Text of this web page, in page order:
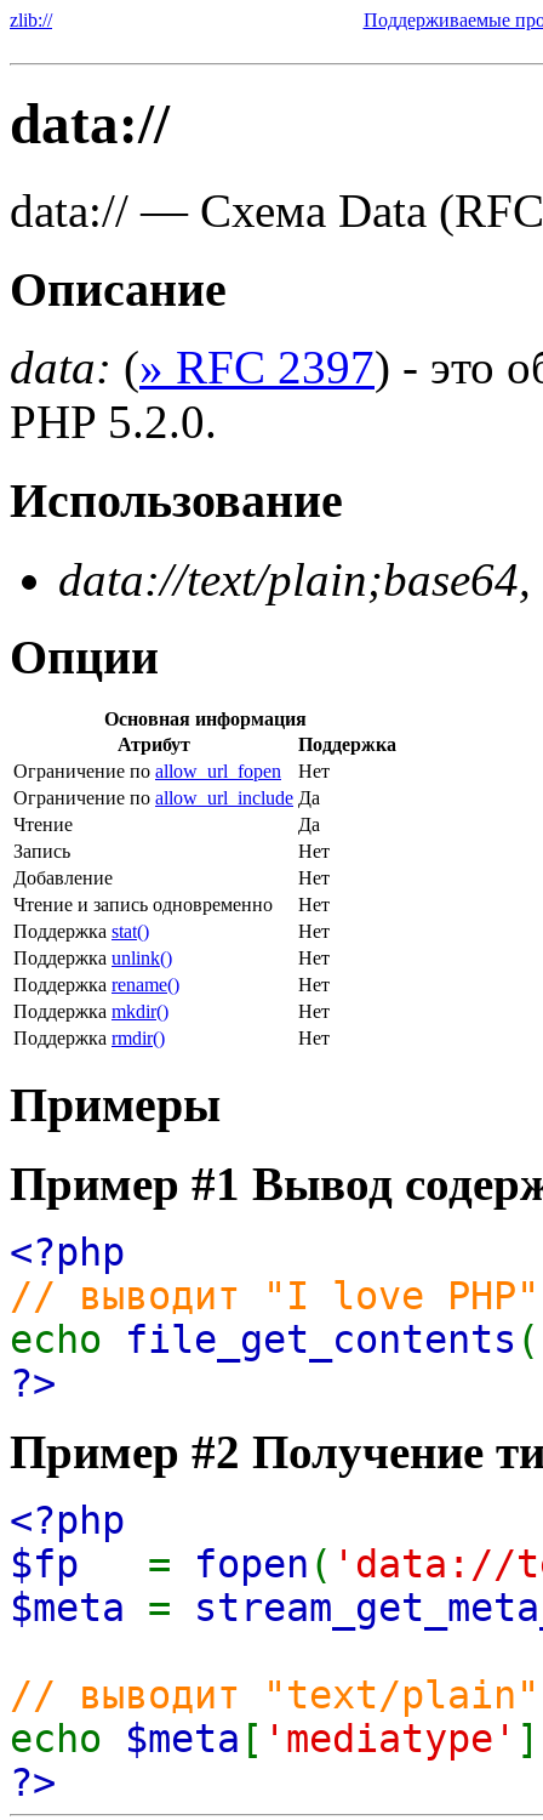
zlib:// Поддерживаемые
data://
data:// — Схема Data
Описание
data: (» RFC 2397) - это
PHP 5.2.0.
Использование
data://text/plain;base64,
Опции
Основная информация
Атрибут
Поддержка
Ограничение по allow_url_fopen
Нет
Ограничение по allow_url_include Да
Чтение
Да
Запись
Нет
Добавление
Нет
Чтение и запись одновременно
Нет
Поддержка stat()
Нет
Поддержка unlink()
Нет
Поддержка rename()
Нет
Поддержка mkdir()
Нет
Поддержка rmdir() Нет
Примеры
Пример #1 Вывод
<?php
// выводит "I love PHP"
echo file_get_contents (
?>
Пример #2 Получение
<?php
$fp = fopen ( 'data://
$meta =
// выводит "text/plain"
echo $meta [ 'mediatype'
?>